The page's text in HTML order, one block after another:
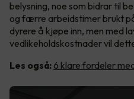
belysning, noe som bidrar til
og færre arbeidstimer brukt
dyrere å kjøpe inn, men med
vedlikeholdskostnader vil
Les også: 6 klare fordeler